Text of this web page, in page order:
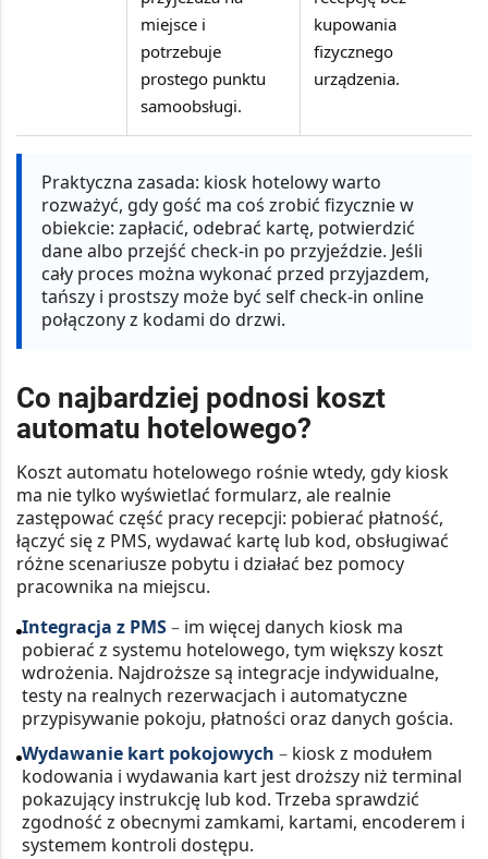
miejsce i
potrzebuje
prostego punktu
samoobsługi.
kupowania
fizycznego
urządzenia.
Praktyczna zasada: kiosk hotelowy warto
rozważyć, gdy gość ma coś zrobić fizycznie w
obiekcie: zapłacić, odebrać kartę, potwierdzić
dane albo przejść check-in po przyjeździe. Jeśli
cały proces można wykonać przed przyjazdem,
tańszy i prostszy może być self check-in online
połączony z kodami do drzwi.
Co najbardziej podnosi koszt
automatu hotelowego?
Koszt automatu hotelowego rośnie wtedy, gdy kiosk
ma nie tylko wyświetlać formularz, ale realnie
zastępować część pracy recepcji: pobierać płatność,
łączyć się z PMS, wydawać kartę lub kod, obsługiwać
różne scenariusze pobytu i działać bez pomocy
pracownika na miejscu.
Integracja z PMS– im więcej danych kiosk ma
pobierać z systemu hotelowego, tym większy koszt
wdrożenia. Najdroższe są integracje indywidualne,
testy na realnych rezerwacjach i automatyczne
przypisywanie pokoju, płatności oraz danych gościa.
Wydawanie kart pokojowych – kiosk z modułem
kodowania i wydawania kart jest droższy niż terminal
pokazujący instrukcję lub kod. Trzeba sprawdzić
zgodność z obecnymi zamkami, kartami, encoderem i
systemem kontroli dostępu.